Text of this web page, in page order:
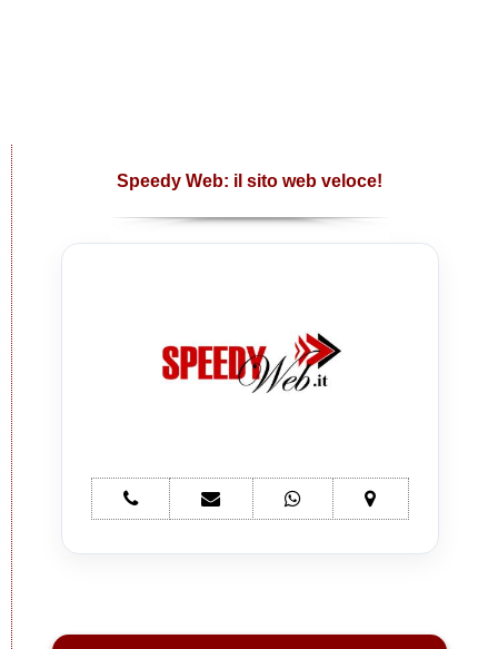
Speedy Web: il sito web veloce!
telefono
Siti
e-
mail
whatsapp
Siti
mappa
Siti